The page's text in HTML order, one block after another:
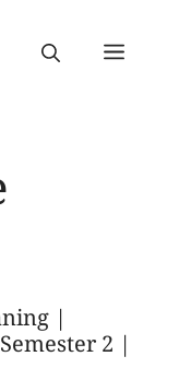
|
2 |